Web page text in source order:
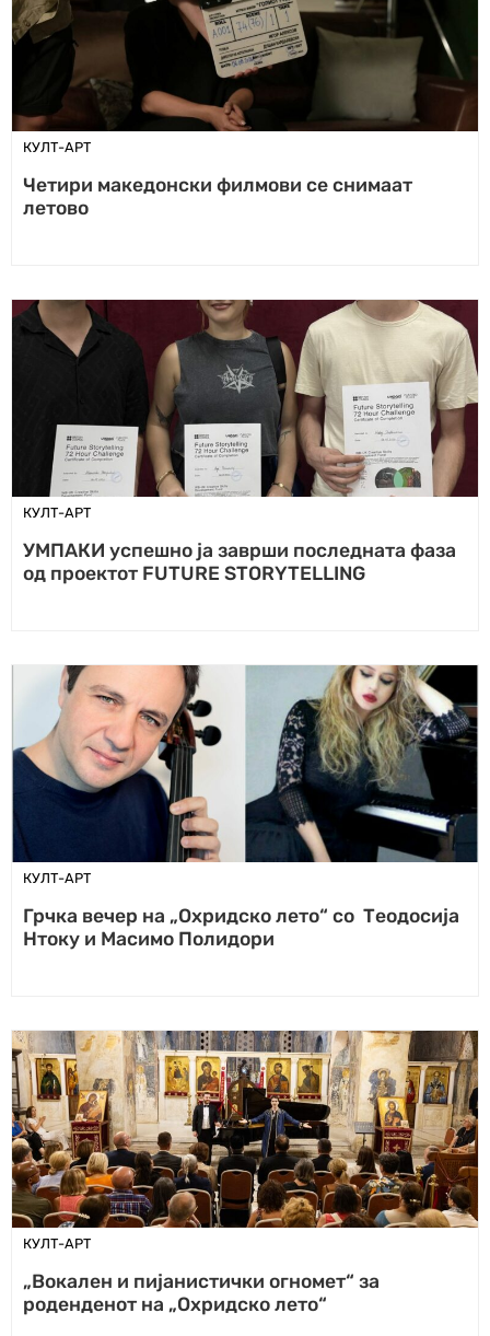
КУЛТ-АРТ
Четири македонски филмови се снимаат
летово
КУЛТ-АРТ
УМПАКИ успешно ја заврши последната фаза
од проектот FUTURE STORYTELLING
КУЛТ-АРТ
Грчка вечер на „Охридско лето“ со Теодосија
Нтоку и Масимо Полидори
КУЛТ-АРТ
„Вокален и пијанистички огномет“ за
роденденот на „Охридско лето“